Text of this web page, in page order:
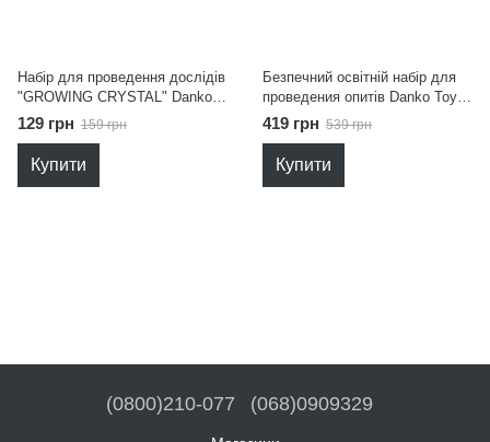
Набір для проведення дослідів
"GROWING CRYSTAL" Danko
Toys GRK-01-01U,02U,03U..08U
129 грн 159 грн
Купити
Безпечний освітній набір для
проведения опитів Danko Toys
CHK-01-01U,02U,03U,04U
419 грн 539 грн
Купити
(0800)210-077 (068)0909329